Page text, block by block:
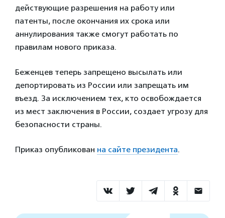
действующие разрешения на работу или
патенты, после окончания их срока или
аннулирования также смогут работать по
правилам нового приказа.
Беженцев теперь запрещено высылать или
депортировать из России или запрещать им
въезд. За исключением тех, кто освобождается
из мест заключения в России, создает угрозу для
безопасности страны.
Приказ опубликован на сайте президента.